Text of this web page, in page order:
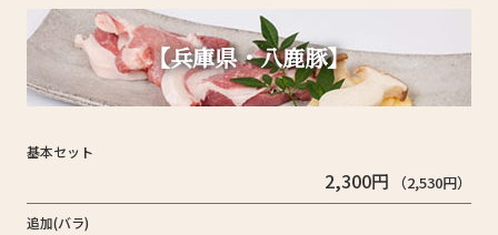
【兵庫県・八鹿豚】
基本セット
2,300円 （2,530円）
追加(バラ)